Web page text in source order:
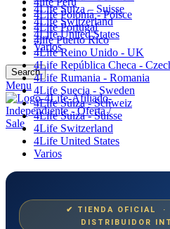
4Life Suiza – Suisse
4Life Switzerland
4Life United States
Varios
Search
Menu
4Life Polonia - Polsce
4Life Portugal
4life Puerto Rico
4Life Reino Unido - UK
4Life República Checa -
4Life Rumania - Romania
4Life Suecia - Sweden
4Life Suiza - Schweiz
4Life Suiza - Suisse
4Life Switzerland
4Life United States
Varios
✔ TIENDA OFICIAL ·
DISTRIBUIDOR